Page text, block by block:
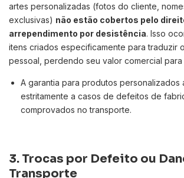
artes personalizadas (fotos do cliente,
exclusivas) não estão cobertos pelo
arrependimento por desistência. Isso
itens criados especificamente para traduzir
pessoal, perdendo seu valor comercial para
A garantia para produtos personalizados
estritamente a casos de defeitos de
comprovados no transporte.
3. Trocas por Defeito ou
Transporte